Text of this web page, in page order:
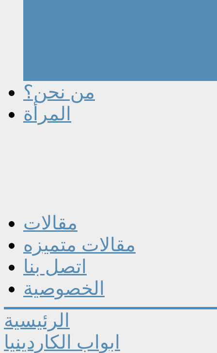
من نحن؟
المرأة
مقالات
مقالات متميزه
اتصل بنا
الخصوصية
الرئيسية
ابواب الكاردينيا